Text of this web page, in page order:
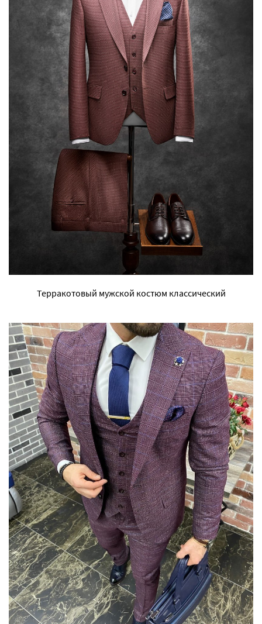
Терракотовый мужской костюм классический